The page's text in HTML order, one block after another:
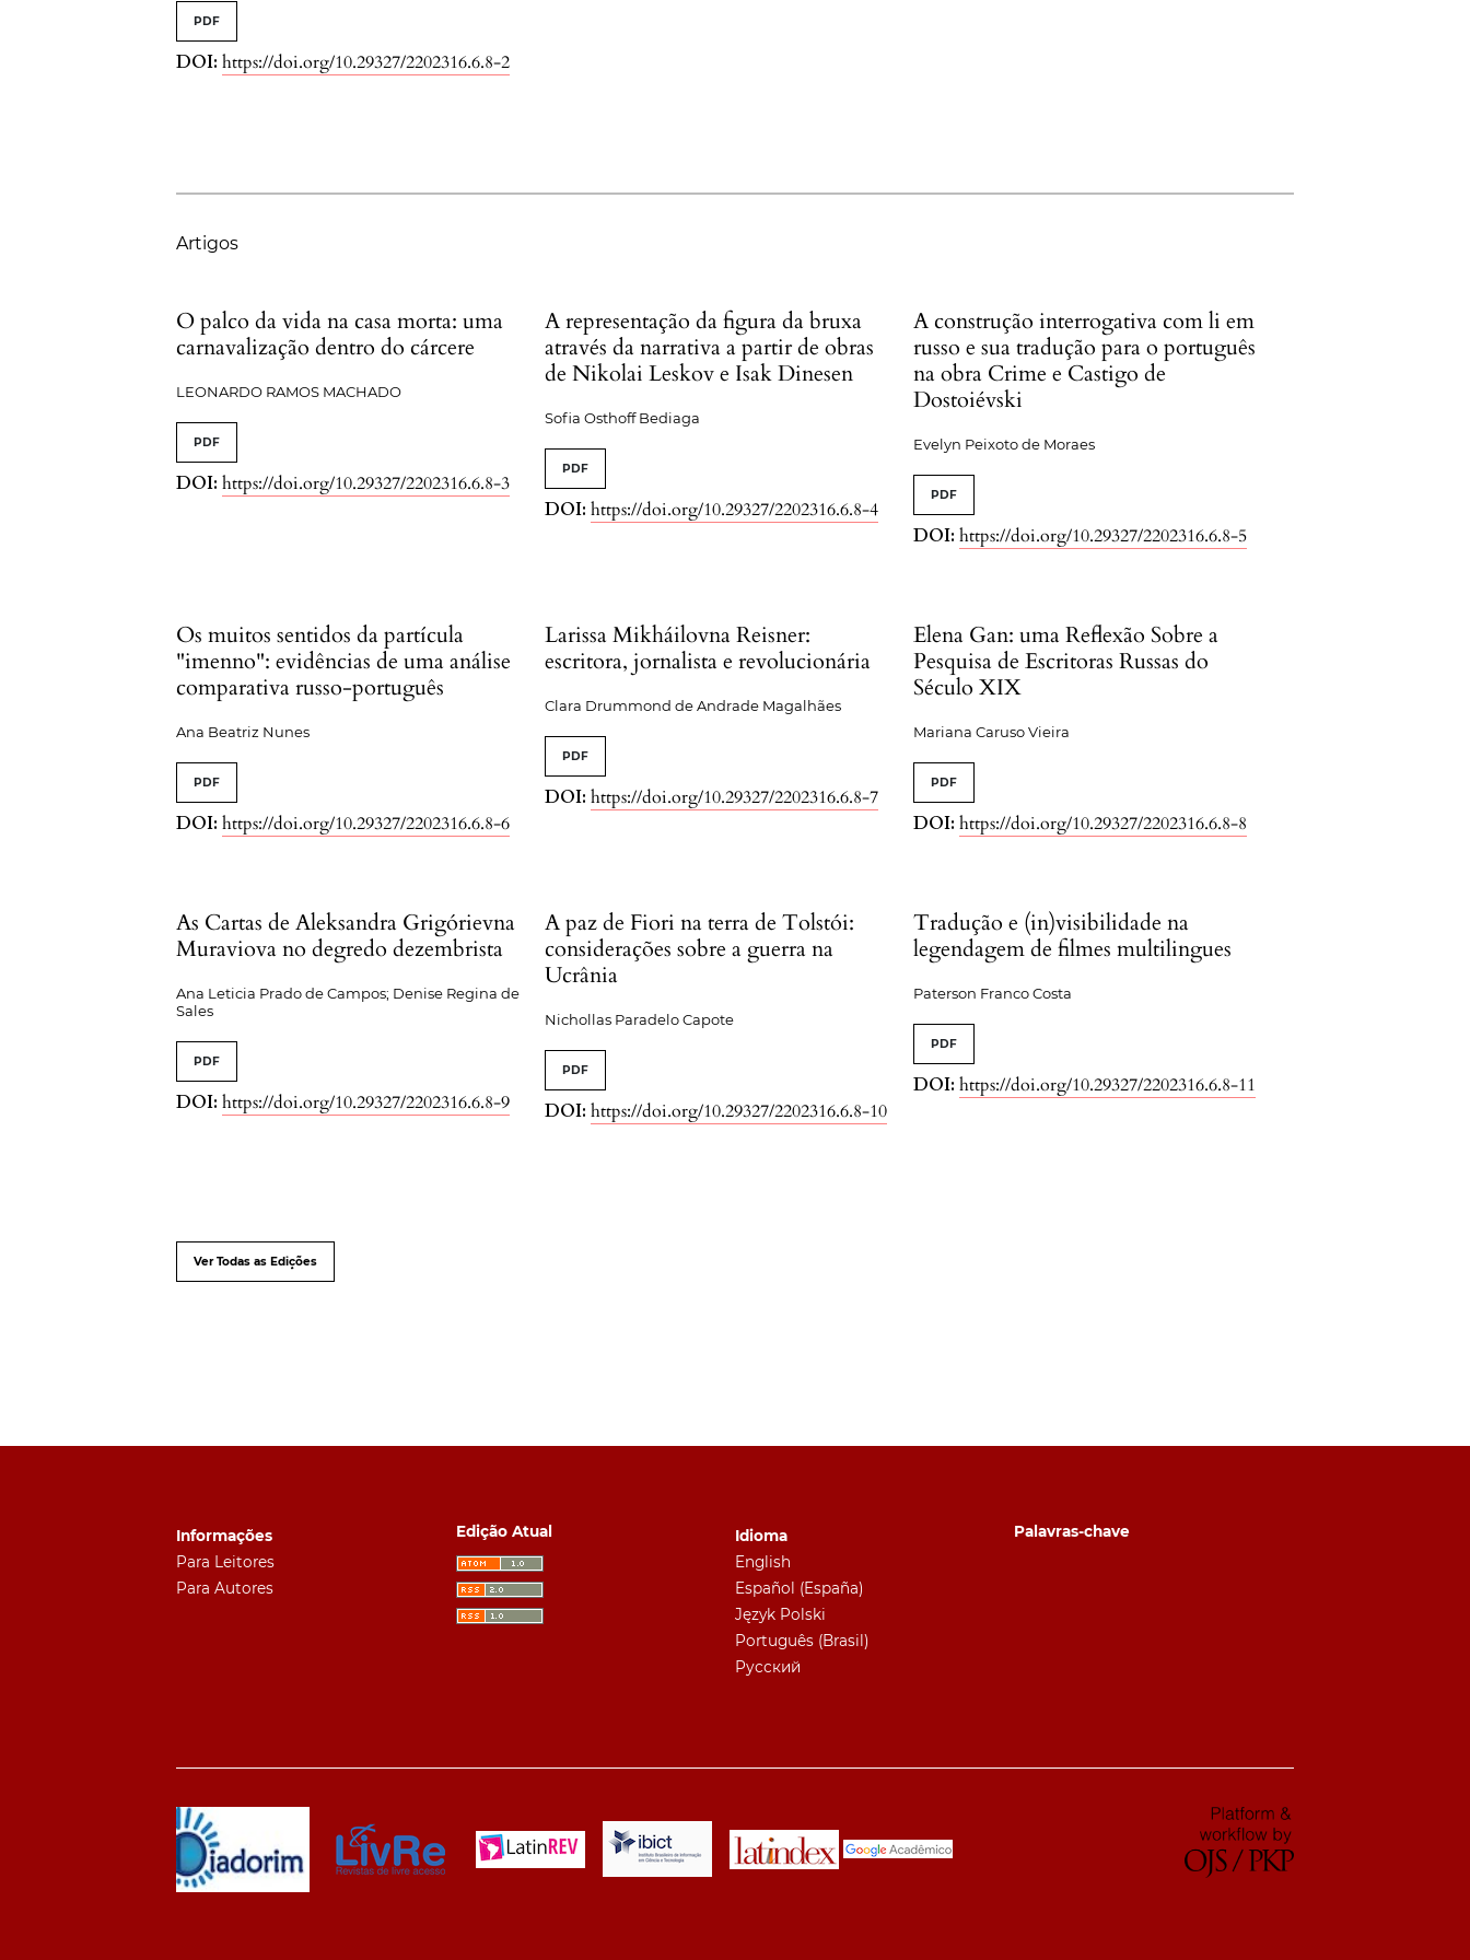
PDF
DOI: https://doi.org/10.29327/2202316.6.8-2
Artigos
O palco da vida na casa morta: uma
carnavalização dentro do cárcere
LEONARDO RAMOS MACHADO
PDF
DOI: https://doi.org/10.29327/2202316.6.8-3
A representação da figura da bruxa
através da narrativa a partir de obras
de Nikolai Leskov e Isak Dinesen
Sofia Osthoff Bediaga
PDF
DOI: https://doi.org/10.29327/2202316.6.8-4
A construção interrogativa com li em
russo e sua tradução para o português
na obra Crime e Castigo de
Dostoiévski
Evelyn Peixoto de Moraes
PDF
DOI: https://doi.org/10.29327/2202316.6.8-5
Os muitos sentidos da partícula
"imenno": evidências de uma análise
comparativa russo-português
Ana Beatriz Nunes
PDF
DOI: https://doi.org/10.29327/2202316.6.8-6
Larissa Mikháilovna Reisner:
escritora, jornalista e revolucionária
Clara Drummond de Andrade Magalhães
PDF
DOI: https://doi.org/10.29327/2202316.6.8-7
Elena Gan: uma Reflexão Sobre a
Pesquisa de Escritoras Russas do
Século XIX
Mariana Caruso Vieira
PDF
DOI: https://doi.org/10.29327/2202316.6.8-8
As Cartas de Aleksandra Grigórievna
Muraviova no degredo dezembrista
Ana Leticia Prado de Campos; Denise Regina de
Sales
PDF
DOI: https://doi.org/10.29327/2202316.6.8-9
A paz de Fiori na terra de Tolstói:
considerações sobre a guerra na
Ucrânia
Nichollas Paradelo Capote
PDF
DOI: https://doi.org/10.29327/2202316.6.8-10
Tradução e (in)visibilidade na
legendagem de filmes multilingues
Paterson Franco Costa
PDF
DOI: https://doi.org/10.29327/2202316.6.8-11
Ver Todas as Edições
Informações
Para Leitores
Para Autores
Edição Atual
Idioma
English
Español (España)
Język Polski
Português (Brasil)
Русский
Palavras-chave